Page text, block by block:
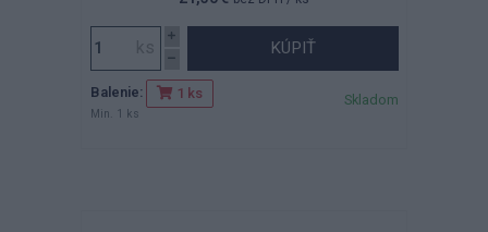
KÚPIŤ
Balenie: 1 ks
Min. 1 ks
Skladom